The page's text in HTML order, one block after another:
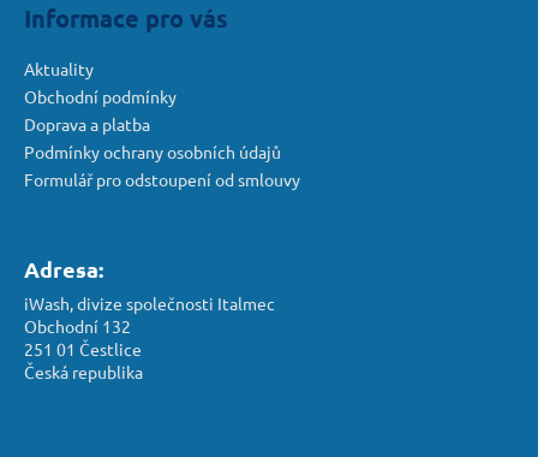
s
u
Informace pro vás
Aktuality
Obchodní podmínky
Doprava a platba
Podmínky ochrany osobních údajů
Formulář pro odstoupení od smlouvy
Adresa:
iWash, divize společnosti Italmec
Obchodní 132
251 01 Čestlice
Česká republika